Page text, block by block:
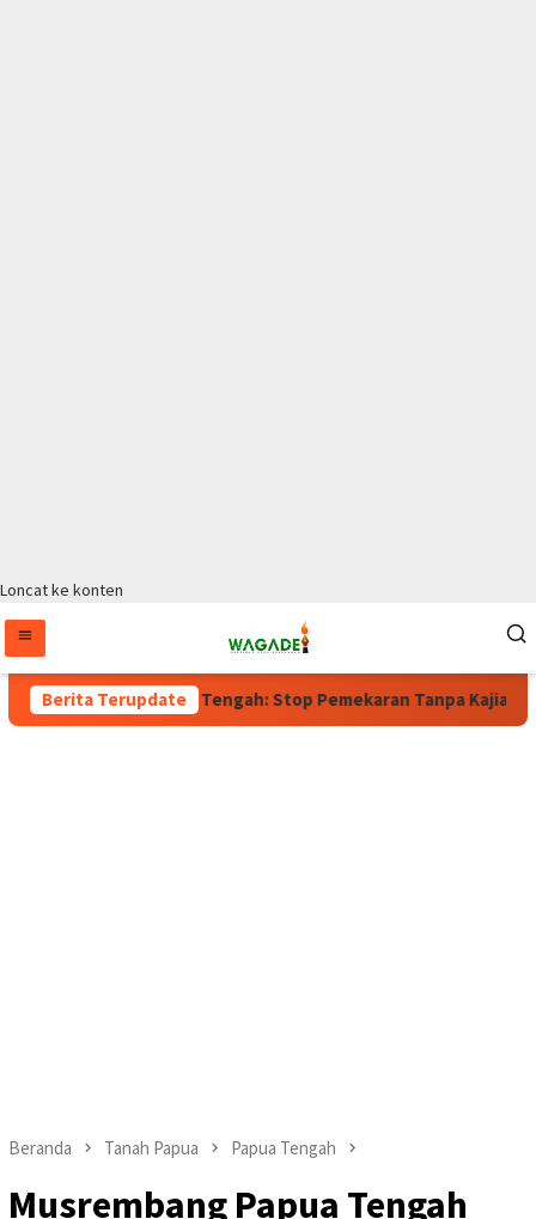
Loncat ke konten
Berita Terupdate
Papua Tengah: Stop Pemekaran Tanpa Kajian dari BRIN
Beranda Tanah Papua Papua Tengah
Musrembang Papua Tengah